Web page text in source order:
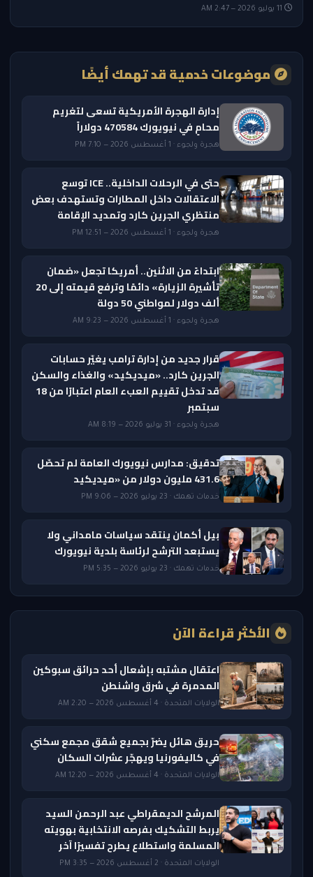
موضوعات خدمية قد تهمك أيضًا
إدارة الهجرة الأمريكية تسعى لتغريم
محامٍ في نيويورك 470584 دولاراً
هجرة ولجوء · 1 أغسطس 2026 — 7:10 PM
حتى في الرحلات الداخلية.. ICE توسع
الاعتقالات داخل المطارات وتستهدف بعض
منتظري الجرين كارد وتمديد الإقامة
هجرة ولجوء · 1 أغسطس 2026 — 12:51 PM
ابتداءً من الاثنين.. أمريكا تجعل «ضمان
تأشيرة الزيارة» دائمًا وترفع قيمته إلى 20
ألف دولار لمواطني 50 دولة
هجرة ولجوء · 1 أغسطس 2026 — 9:23 AM
قرار جديد من إدارة ترامب يغيّر حسابات
الجرين كارد.. «ميديكيد» والغذاء والسكن
قد تدخل تقييم العبء العام اعتبارًا من 18
سبتمبر
هجرة ولجوء · 31 يوليو 2026 — 8:19 AM
تدقيق: مدارس نيويورك العامة لم تحصّل
431.6 مليون دولار من «ميديكيد
خدمات تهمك · 23 يوليو 2026 — 9:06 PM
بيل أكمان ينتقد سياسات مامداني ولا
يستبعد الترشح لرئاسة بلدية نيويورك
خدمات تهمك · 23 يوليو 2026 — 5:35 PM
الأكثر قراءة الآن
اعتقال مشتبه بإشعال أحد حرائق سبوكين
المدمرة في شرق واشنطن
الولايات المتحدة · 4 أغسطس 2026 — 2:20 AM
حريق هائل يضرّ بجميع شقق مجمع سكني
في كاليفورنيا ويهجّر عشرات السكان
الولايات المتحدة · 4 أغسطس 2026 — 12:20 AM
المرشح الديمقراطي عبد الرحمن السيد
يربط التشكيك بفرصه الانتخابية بهويته
المسلمة واستطلاع يطرح تفسيرًا آخر
الولايات المتحدة · 2 أغسطس 2026 — 3:35 PM